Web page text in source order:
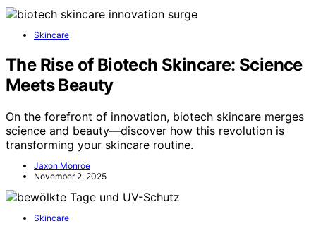
Skincare
The Rise of Biotech Skincare: Science
Meets Beauty
On the forefront of innovation, biotech skincare merges
science and beauty—discover how this revolution is
transforming your skincare routine.
Jaxon Monroe
November 2, 2025
Skincare